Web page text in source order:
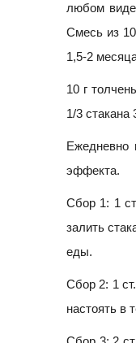
любом
Смесь из
1,5-2
10 г
1/3 стакана
Ежедневно
эффекта.
Сбор 1: 1
залить
еды.
Сбор 2: 1
настоять в